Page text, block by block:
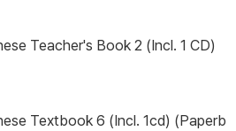
Teacher's Book 2 (Incl. 1 CD)
Textbook 6 (Incl. 1cd) (Paperb